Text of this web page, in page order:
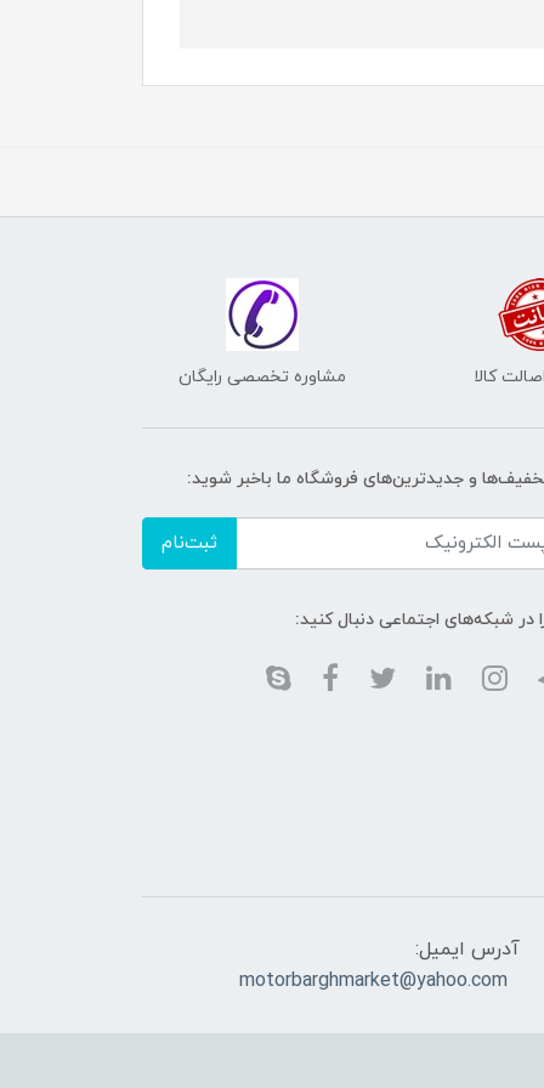
کالا مشاوره تخصصی رایگان
و جدیدترین‌های فروشگاه ما باخبر شوید:
ثبت‌نام
در شبکه‌های اجتماعی دنبال کنید:
آدرس ایمیل:
motorbarghmarket@yahoo.com